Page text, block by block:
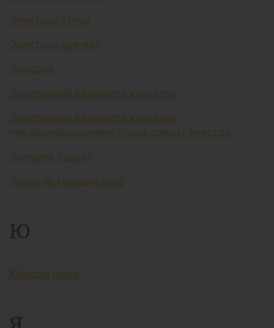
Электрон тўлов
Электрон ҳужжат
Эмиссия
Эмиссиявий қимматли қоғозлар
Эмиссиявий қимматли қоғозлар
чиқарилишларининг ягона давлат реестри
Эмпирик таҳлил
Эркин иқтисодий зона
Ю
Юридик шахс